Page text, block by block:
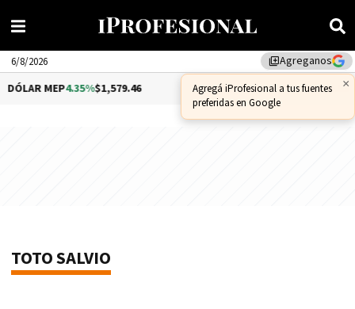
library_addAgreganos
×
Agregá iProfesional a tus fuentes
preferidas en Google
6/8/2026
DÓLAR MEP4.35%$1,579.46 DÓLAR CCL1.02%$1,575.53
TOTO SALVIO